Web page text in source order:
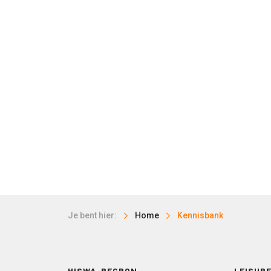
Je bent hier: Home Kennisbank